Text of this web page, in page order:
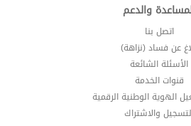
والدعم
اتصل بنا
عن فساد (نزاهة)
الأسئلة الشائعة
قنوات الخدمة
الهوية الوطنية الرقمية
والاشتراك